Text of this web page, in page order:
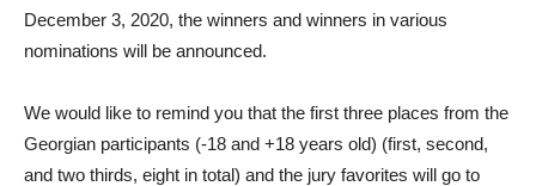
December 3, 2020, the winners and winners in various
nominations will be announced.
We would like to remind you that the first three places from the
Georgian participants (-18 and +18 years old) (first, second,
and two thirds, eight in total) and the jury favorites will go to